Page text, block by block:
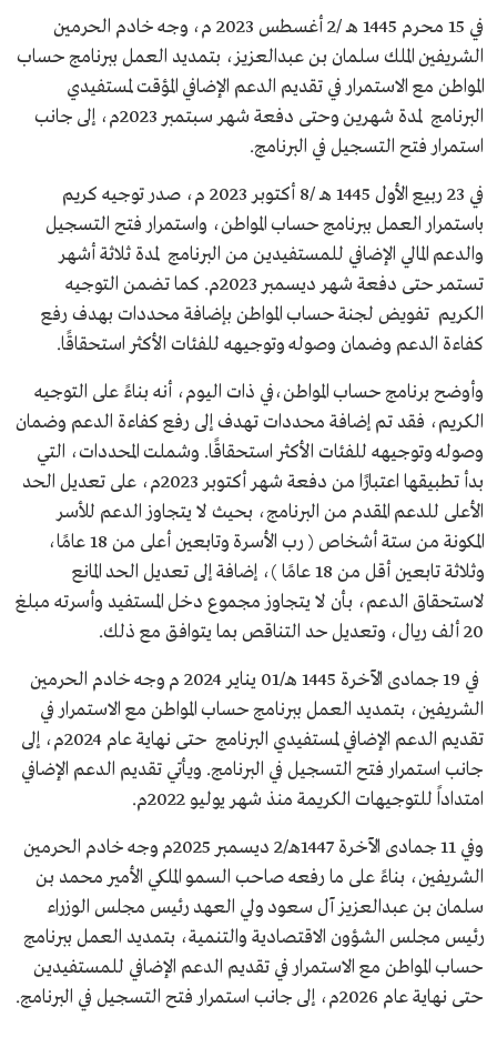
في 15 محرم 1445 هـ /2 أغسطس 2023 م، وجه خادم الحرمين
الشريفين الملك سلمان بن عبدالعزيز، بتمديد العمل ببرنامج حساب
المواطن مع الاستمرار في تقديم الدعم الإضافي المؤقت لمستفيدي
البرنامج لمدة شهرين وحتى دفعة شهر سبتمبر 2023م، إلى جانب
استمرار فتح التسجيل في البرنامج.
في 23 ربيع الأول 1445 هـ /8 أكتوبر 2023 م، صدر توجيه كريم
باستمرار العمل ببرنامج حساب المواطن، واستمرار فتح التسجيل
والدعم المالي الإضافي للمستفيدين من البرنامج لمدة ثلاثة أشهر
تستمر حتى دفعة شهر ديسمبر 2023م. كما تضمن التوجيه
الكريم تفويض لجنة حساب المواطن بإضافة محددات بهدف رفع
كفاءة الدعم وضمان وصوله وتوجيهه للفئات الأكثر استحقاقًا.
وأوضح برنامج حساب المواطن،في ذات اليوم، أنه بناءً على التوجيه
الكريم، فقد تم إضافة محددات تهدف إلى رفع كفاءة الدعم وضمان
وصوله وتوجيهه للفئات الأكثر استحقاقًا. وشملت المحددات، التي
بدأ تطبيقها اعتبارًا من دفعة شهر أكتوبر 2023م، على تعديل الحد
الأعلى للدعم المقدم من البرنامج، بحيث لا يتجاوز الدعم للأسر
المكونة من ستة أشخاص ( رب الأسرة وتابعين أعلى من 18 عامًا،
وثلاثة تابعين أقل من 18 عامًا )، إضافة إلى تعديل الحد المانع
لاستحقاق الدعم، بأن لا يتجاوز مجموع دخل المستفيد وأسرته مبلغ
20 ألف ريال، وتعديل حد التناقص بما يتوافق مع ذلك.
في 19 جمادى الآخرة 1445 هـ/01 يناير 2024 م وجه خادم الحرمين
الشريفين، بتمديد العمل ببرنامج حساب المواطن مع الاستمرار في
تقديم الدعم الإضافي لمستفيدي البرنامج حتى نهاية عام 2024م، إلى
جانب استمرار فتح التسجيل في البرنامج. ويأتي تقديم الدعم الإضافي
امتداداً للتوجيهات الكريمة منذ شهر يوليو 2022م.
وفي 11 جمادى الآخرة 1447هـ/2 ديسمبر 2025م وجه خادم الحرمين
الشريفين، بناءً على ما رفعه صاحب السمو الملكي الأمير محمد بن
سلمان بن عبدالعزيز آل سعود ولي العهد رئيس مجلس الوزراء
رئيس مجلس الشؤون الاقتصادية والتنمية، بتمديد العمل ببرنامج
حساب المواطن مع الاستمرار في تقديم الدعم الإضافي للمستفيدين
حتى نهاية عام 2026م، إلى جانب استمرار فتح التسجيل في البرنامج.